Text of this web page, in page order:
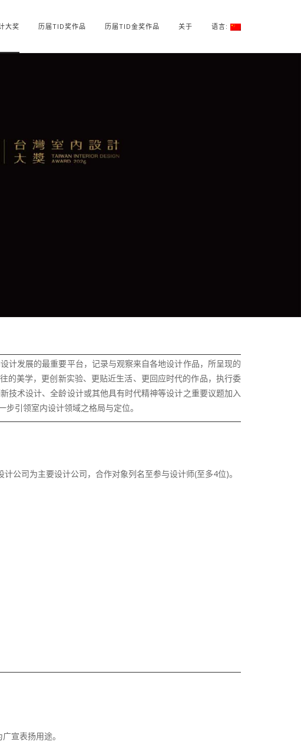
大奖 历届TID奖作品 历届TID金奖作品 关于 语言:
计发展的最重要平台，记录与观察来自各地设计作品，所呈现的
美学，更创新实验、更贴近生活、更回应时代的作品，执行委
技术设计、全龄设计或其他具有时代精神等设计之重要议题加入
引领室内设计领域之格局与定位。
公司为主要设计公司，合作对象列名至参与设计师(至多4位)。
宣表扬用途。